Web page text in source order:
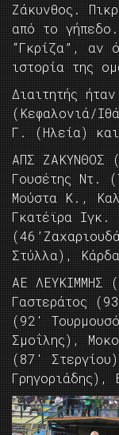
Ζάκυνθος.
από το
“Γκρίζα”, αν
ιστορία της
Διαιτητής
(Κεφαλονιά/
Γ. (Ηλεία)
ΑΠΣ ΖΑΚΥΝΘΟΣ
Γουσέτης Ντ.
Μούστα Κ.,
Γκατέϊρα
Στύλλα),
ΑΕ ΛΕΥΚΙΜΜΗΣ
Γαστεράτος
(92′
Σμοΐλης),
(87′
Γρηγοριάδης),